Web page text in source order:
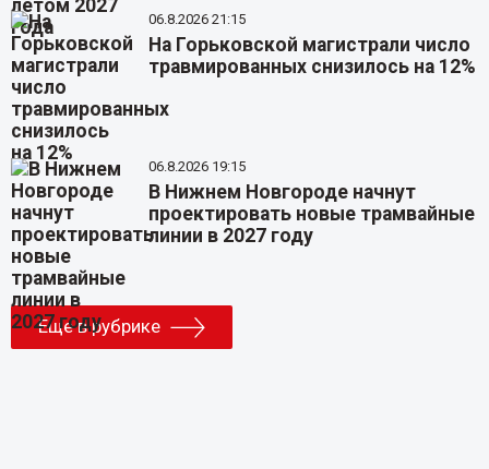
06.8.2026 21:15
На Горьковской магистрали число
травмированных снизилось на 12%
06.8.2026 19:15
В Нижнем Новгороде начнут
проектировать новые трамвайные
линии в 2027 году
Еще в рубрике